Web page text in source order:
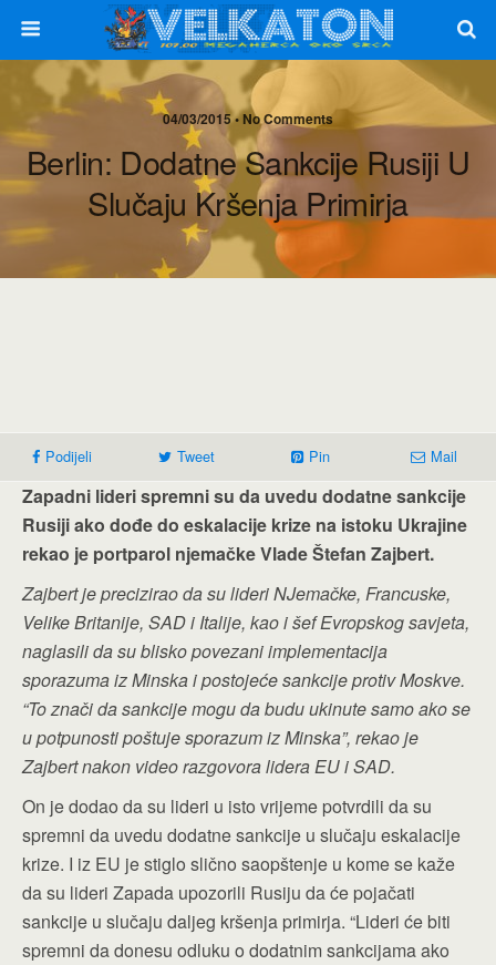
04/03/2015 • No Comments
Berlin: Dodatne Sankcije Rusiji U
Slučaju Kršenja Primirja
Podijeli Tweet Pin Mail
Zapadni lideri spremni su da uvedu dodatne sankcije
Rusiji ako dođe do eskalacije krize na istoku Ukrajine
rekao je portparol njemačke Vlade Štefan Zajbert.
Zajbert je precizirao da su lideri NJemačke, Francuske,
Velike Britanije, SAD i Italije, kao i šef Evropskog savjeta,
naglasili da su blisko povezani implementacija
sporazuma iz Minska i postojeće sankcije protiv Moskve.
“To znači da sankcije mogu da budu ukinute samo ako se
u potpunosti poštuje sporazum iz Minska”, rekao je
Zajbert nakon video razgovora lidera EU i SAD.
On je dodao da su lideri u isto vrijeme potvrdili da su
spremni da uvedu dodatne sankcije u slučaju eskalacije
krize. I iz EU je stiglo slično saopštenje u kome se kaže
da su lideri Zapada upozorili Rusiju da će pojačati
sankcije u slučaju daljeg kršenja primirja. “Lideri će biti
spremni da donesu odluku o dodatnim sankcijama ako